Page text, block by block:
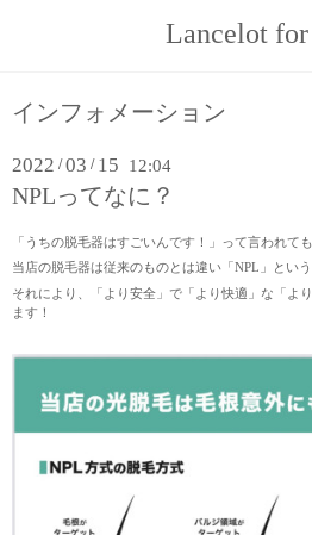
Lancelot
インフォメーション
2022 /03 / 15 12:04
NPLってなに？
「うちの脱毛器はすごいんです！」って言われて
当店の脱毛器は従来のものとは違い「NPL」とい
それにより、「より安全」で「より快適」な「よ
ます！